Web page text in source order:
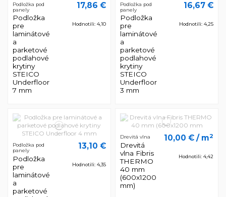
Podložka pod
panely
Podložka
pre
laminátové
a
parketové
podlahové
krytiny
STEICO
Underfloor
7 mm
17,86 €
Hodnotili: 4,10
Podložka pod
panely
Podložka
pre
laminátové
a
parketové
podlahové
krytiny
STEICO
Underfloor
3 mm
16,67 €
Hodnotili: 4,25
Podložka pod
panely
Podložka
pre
laminátové
a
parketové
13,10 €
Hodnotili: 4,35
Drevitá vlna
Drevitá
vlna Fibris
THERMO
40 mm
(600x1200
mm)
10,00 € / m2
Hodnotili: 4,42